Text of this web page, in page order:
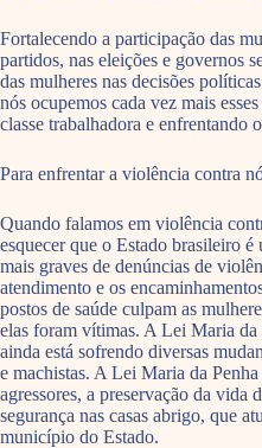
Fortalecendo a participação das
partidos, nas eleições e governos
das mulheres nas decisões
nós ocupemos cada vez mais
classe trabalhadora e enfrentando
Para enfrentar a violência contra
Quando falamos em violência
esquecer que o Estado brasileiro
mais graves de denúncias de
atendimento e os
postos de saúde culpam as
elas foram vítimas. A Lei Maria da
ainda está sofrendo diversas
e machistas. A Lei Maria da
agressores, a preservação da vida
segurança nas casas abrigo, que
município do Estado.